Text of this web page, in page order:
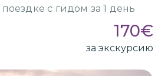
с гидом за 1 день
170€
за экскурсию